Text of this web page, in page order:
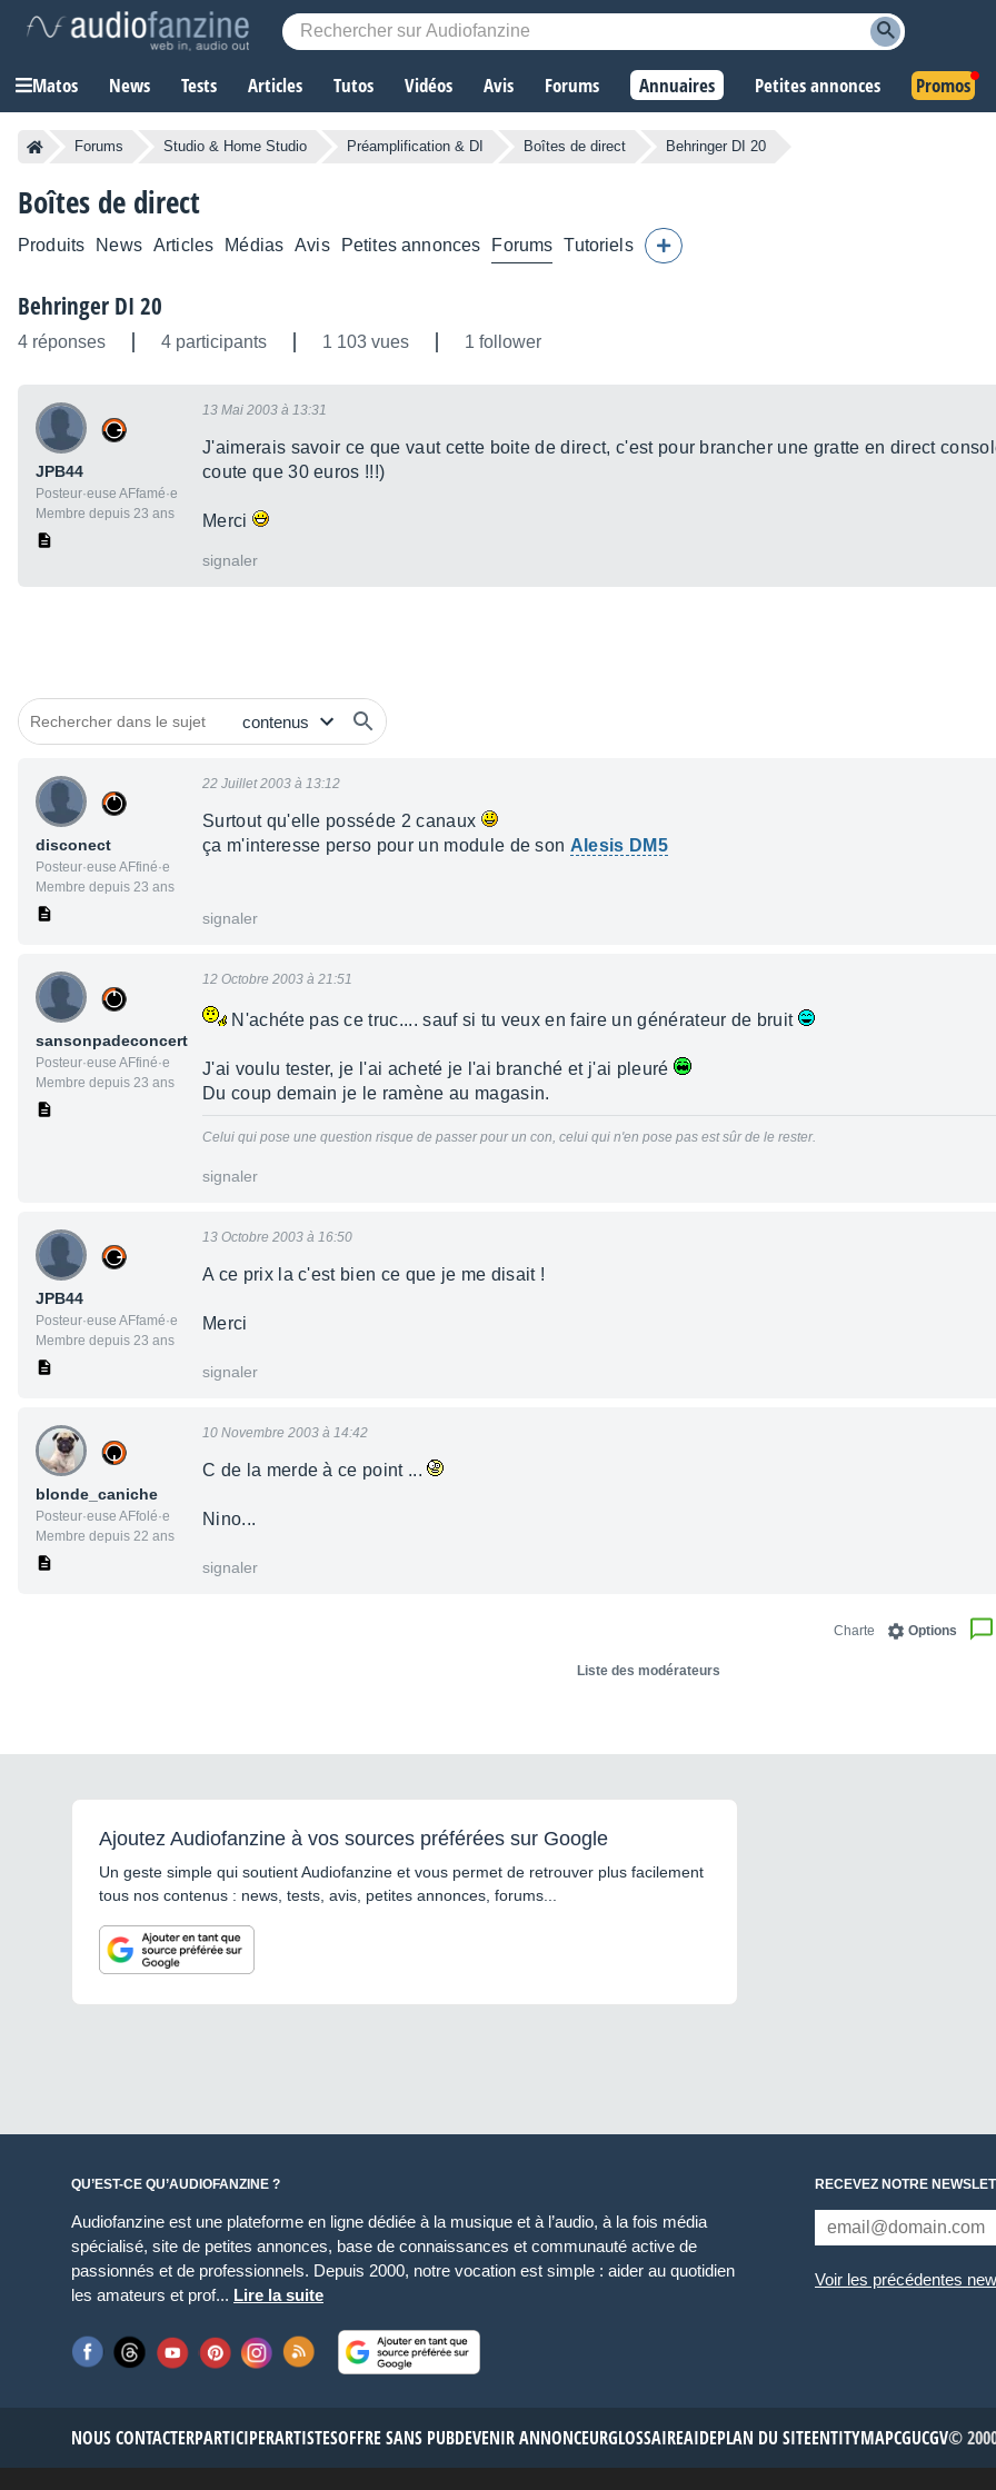
Matos News Tests Articles Tutos Vidéos Avis Forums Annuaires Petites annonces Promos
Forums Studio & Home Studio Préamplification & DI Boîtes de direct Behringer DI 20
Boîtes de direct
Produits News Articles Médias Avis Petites annonces Forums Tutoriels
Behringer DI 20
4 réponses 4 participants 1 103 vues 1 follower
JPB44
Posteur·euse AFfamé·e
Membre depuis 23 ans
13 Mai 2003 à 13:31
J'aimerais savoir ce que vaut cette boite de direct, c'est pour brancher une gratte en direct
coute que 30 euros !!!)
Merci
signaler
disconect
Posteur·euse AFfiné·e
Membre depuis 23 ans
22 Juillet 2003 à 13:12
Surtout qu'elle posséde 2 canaux
ça m'interesse perso pour un module de son Alesis DM5
signaler
sansonpadeconcert
Posteur·euse AFfiné·e
Membre depuis 23 ans
12 Octobre 2003 à 21:51
N'achéte pas ce truc.... sauf si tu veux en faire un générateur de bruit
J'ai voulu tester, je l'ai acheté je l'ai branché et j'ai pleuré
Du coup demain je le ramène au magasin.
Celui qui pose une question risque de passer pour un con, celui qui n'en pose pas est sûr de le rester.
signaler
JPB44
Posteur·euse AFfamé·e
Membre depuis 23 ans
13 Octobre 2003 à 16:50
A ce prix la c'est bien ce que je me disait !
Merci
signaler
blonde_caniche
Posteur·euse AFfolé·e
Membre depuis 22 ans
10 Novembre 2003 à 14:42
C de la merde à ce point ...
Nino...
signaler
Options
Charte
Liste des modérateurs
Ajoutez Audiofanzine à vos sources préférées sur Google
Un geste simple qui soutient Audiofanzine et vous permet de retrouver plus facilement
tous nos contenus : news, tests, avis, petites annonces, forums...
QU’EST-CE QU’AUDIOFANZINE ?
Audiofanzine est une plateforme en ligne dédiée à la musique et à l’audio, à la fois média
spécialisé, site de petites annonces, base de connaissances et communauté active de
passionnés et de professionnels. Depuis 2000, notre vocation est simple : aider au quotidien
les amateurs et prof... Lire la suite
RECEVEZ NOTRE
Voir les précédentes
NOUS CONTACTERPARTICIPERARTISTESOFFRE SANS PUBDEVENIR ANNONCEURGLOSSAIREAIDEPLAN DU SITEENTITYMAPCGUCGV©